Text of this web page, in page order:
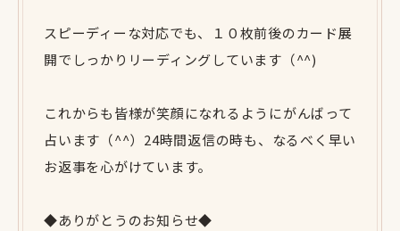
スピーディーな対応でも、１０枚前後のカード展
開でしっかりリーディングしています（^^)
これからも皆様が笑顔になれるようにがんばって
占います（^^）24時間返信の時も、なるべく早い
お返事を心がけています。
◆ありがとうのお知らせ◆